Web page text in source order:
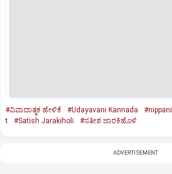
#ವಿವಾದಾತ್ಮಕ ಹೇಳಿಕೆ #Udayavani Kannada #nippani
t
#Satish Jarakiholi #ಸತೀಶ ಜಾರಕಿಹೊಳಿ
ADVERTISEMENT